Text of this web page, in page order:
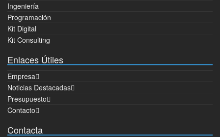
Ingeniería
Programación
Kit Digital
Kit Consulting
Enlaces Útiles
Empresa
Noticias Destacadas
Presupuesto
Contacto
Contacta